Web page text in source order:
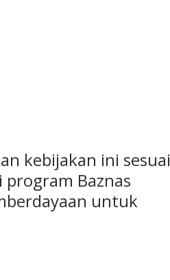
kebijakan ini sesuai
program Baznas
untuk